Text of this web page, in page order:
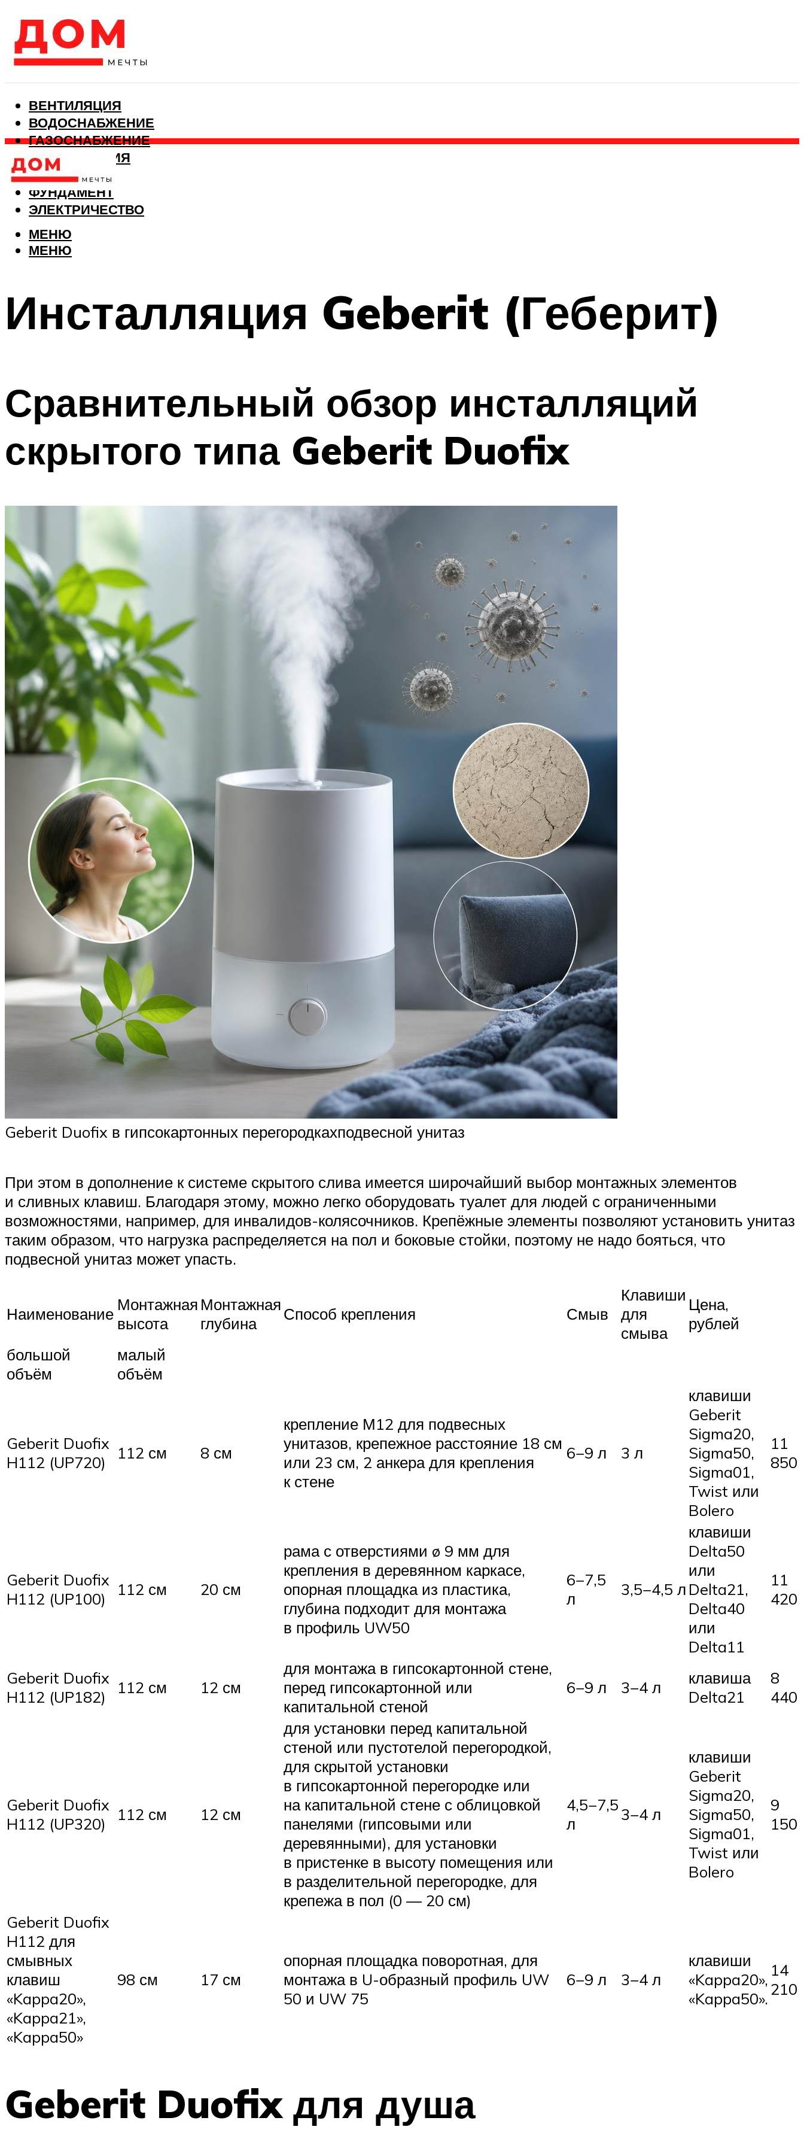
ВЕНТИЛЯЦИЯ
ВОДОСНАБЖЕНИЕ
ГАЗОСНАБЖЕНИЕ
КАНАЛИЗАЦИЯ
ОТОПЛЕНИЕ
ФУНДАМЕНТ
ЭЛЕКТРИЧЕСТВО
МЕНЮ
МЕНЮ
Инсталляция Geberit (Геберит)
Сравнительный обзор инсталляций
скрытого типа Geberit Duofix
Geberit Duofix в гипсокартонных перегородкахподвесной унитаз
При этом в дополнение к системе скрытого слива имеется широчайший выбор монтажных элементов
и сливных клавиш. Благодаря этому, можно легко оборудовать туалет для людей с ограниченными
возможностями, например, для инвалидов-колясочников. Крепёжные элементы позволяют установить унитаз
таким образом, что нагрузка распределяется на пол и боковые стойки, поэтому не надо бояться, что
подвесной унитаз может упасть.
Наименование Монтажная
высота
Монтажная
глубина
Способ крепления Смыв
Клавиши
для
смыва
Цена,
рублей
большой
объём
малый
объём
Geberit Duofix
H112 (UP720)
112 см 8 см
крепление М12 для подвесных
унитазов, крепежное расстояние 18 см
или 23 см, 2 анкера для крепления
к стене
6−9 л 3 л
клавиши
Geberit
Sigma20,
Sigma50,
Sigma01,
Twist или
Bolero
11
850
Geberit Duofix
H112 (UP100)
112 см 20 см
рама с отверстиями ø 9 мм для
крепления в деревянном каркасе,
опорная площадка из пластика,
глубина подходит для монтажа
в профиль UW50
6−7,5
л
3,5−4,5 л
клавиши
Delta50
или
Delta21,
Delta40
или
Delta11
11
420
Geberit Duofix
H112 (UP182)
112 см 12 см
для монтажа в гипсокартонной стене,
перед гипсокартонной или
капитальной стеной
6−9 л 3−4 л
клавиша
Delta21
8
440
Geberit Duofix
H112 (UP320)
112 см 12 см
для установки перед капитальной
стеной или пустотелой перегородкой,
для скрытой установки
в гипсокартонной перегородке или
на капитальной стене с облицовкой
панелями (гипсовыми или
деревянными), для установки
в пристенке в высоту помещения или
в разделительной перегородке, для
крепежа в пол (0 — 20 см)
4,5−7,5
л
3−4 л
клавиши
Geberit
Sigma20,
Sigma50,
Sigma01,
Twist или
Bolero
9
150
Geberit Duofix
H112 для
смывных
клавиш
«Kappa20»,
«Kappa21»,
«Kappa50»
98 см 17 см
опорная площадка поворотная, для
монтажа в U-образный профиль UW
50 и UW 75
6−9 л 3−4 л
клавиши
«Kappa20»,
«Kappa50».
14
210
Geberit Duofix для душа